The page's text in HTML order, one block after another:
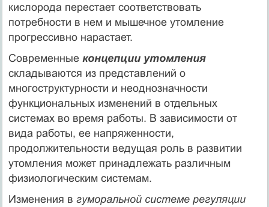
кислорода перестает соответствовать
потребности в нем и мышечное утомление
прогрессивно нарастает.
Современные концепции утомления
складываются из представлений о
многоструктурности и неоднозначности
функциональных изменений в отдельных
системах во время работы. В зависимости от
вида работы, ее напряженности,
продолжительности ведущая роль в развитии
утомления может принадлежать различным
физиологическим системам.
Изменения в гуморальной системе регуляции